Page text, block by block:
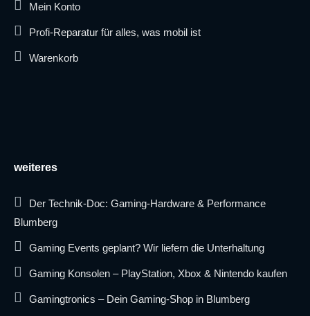
Mein Konto
Profi-Reparatur für alles, was mobil ist
Warenkorb
weiteres
Der Technik-Doc: Gaming-Hardware & Performance
Blumberg
Gaming Events geplant? Wir liefern die Unterhaltung
Gaming Konsolen – PlayStation, Xbox & Nintendo kaufen
Gamingtronics – Dein Gaming-Shop in Blumberg